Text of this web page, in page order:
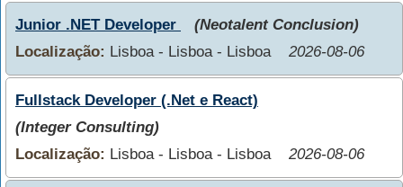
Junior .NET Developer
(Neotalent Conclusion)
Localização: Lisboa - Lisboa - Lisboa 2026-08-06
Fullstack Developer (.Net e React)
(Integer Consulting)
Localização: Lisboa - Lisboa - Lisboa 2026-08-06